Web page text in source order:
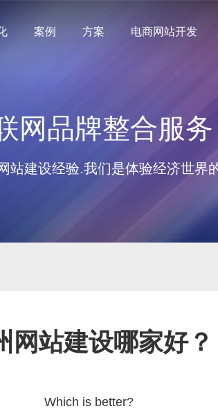
案例 方案 电商网站开发
网品牌整合服务
站建设经验.我们是体验经济世界
网站建设哪家好？
Which is better?